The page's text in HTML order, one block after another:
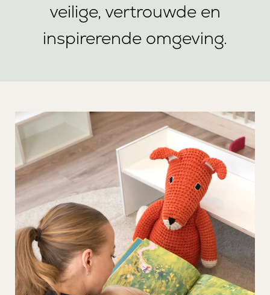
veilige, vertrouwde en
inspirerende omgeving.